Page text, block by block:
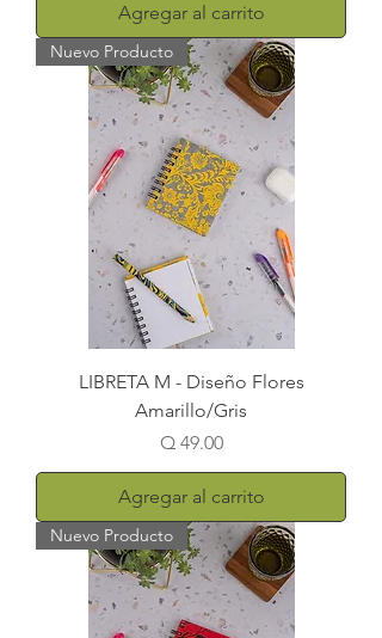
Agregar al carrito
Nuevo Producto
LIBRETA M - Diseño Flores
Amarillo/Gris
Precio
Q 49.00
Agregar al carrito
Nuevo Producto